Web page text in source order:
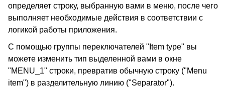
определяет строку, выбранную вами в меню, после чего
выполняет необходимые действия в соответствии с
логикой работы приложения.
С помощью группы переключателей "Item type" вы
можете изменить тип выделенной вами в окне
"MENU_1" строки, превратив обычную строку ("Menu
item") в разделительную линию ("Separator").